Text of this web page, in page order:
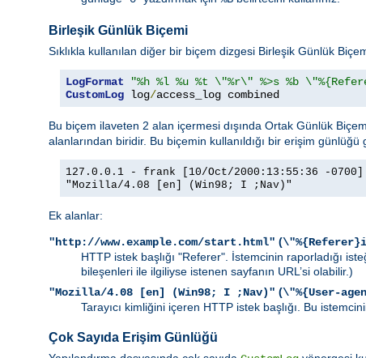
Birleşik Günlük Biçemi
Sıklıkla kullanılan diğer bir biçem dizgesi Birleşik Günlük
LogFormat "%h %l %u %t \"%r\" %>s %b
CustomLog log/access_log combined
Bu biçem ilaveten 2 alan içermesi dışında Ortak Günlük
alanlarından biridir. Bu biçemin kullanıldığı bir erişim
127.0.0.1 - frank [10/Oct/2000:13:55:36 -0700]
"Mozilla/4.08 [en] (Win98; I ;Nav)"
Ek alanlar:
"http://www.example.com/start.html" (
HTTP istek başlığı "Referer". İstemcinin raporladığı
bileşenleri ile ilgiliyse istenen sayfanın URL’si olabilir.)
"Mozilla/4.08 [en] (Win98; I ;Nav)" (\"%{User-
Tarayıcı kimliğini içeren HTTP istek başlığı. Bu
Çok Sayıda Erişim Günlüğü